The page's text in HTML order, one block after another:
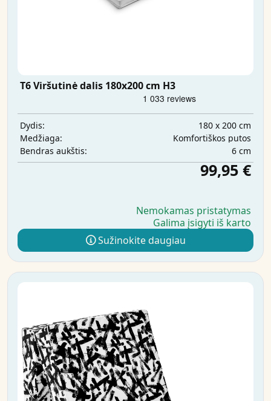
T6 Viršutinė dalis 180x200 cm H3
Dydis:
180 x 200 cm
Medžiaga:
Komfortiškos putos
Bendras aukštis:
6 cm
99,95 €
Nemokamas pristatymas
Galima įsigyti iš karto
Sužinokite daugiau